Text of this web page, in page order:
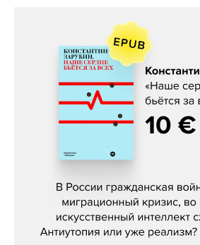
Константин Зарубин,